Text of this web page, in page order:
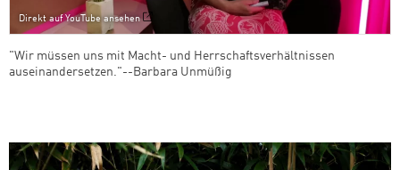
Direkt auf YouTube ansehen
"Wir müssen uns mit Macht- und Herrschaftsverhältnissen
auseinandersetzen."--Barbara Unmüßig